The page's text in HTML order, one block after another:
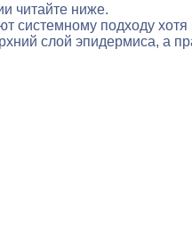
читайте ниже.
системному подходу
слой эпидермиса, а